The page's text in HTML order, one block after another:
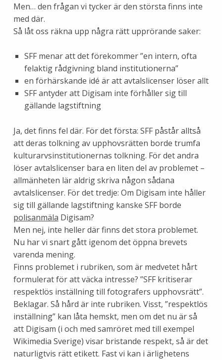
Men… den frågan vi tycker är den största finns inte
med där.
Så låt oss räkna upp några rätt upprörande saker:
SFF menar att det förekommer ”en intern, ofta
felaktig rådgivning bland institutionerna”
en förhärskande idé är att avtalslicenser löser allt
SFF antyder att Digisam inte förhåller sig till
gällande lagstiftning
Ja, det finns fel där. För det första: SFF påstår alltså
att deras tolkning av upphovsrätten borde trumfa
kulturarvsinstitutionernas tolkning. För det andra
löser avtalslicenser bara en liten del av problemet –
allmänheten lär aldrig skriva någon sådana
avtalslicenser. För det tredje: Om Digisam inte håller
sig till gällande lagstiftning kanske SFF borde
polisanmäla Digisam?
Men nej, inte heller där finns det stora problemet.
Nu har vi snart gått igenom det öppna brevets
varenda mening.
Finns problemet i rubriken, som är medvetet hårt
formulerat för att väcka intresse? ”SFF kritiserar
respektlös inställning till fotografers upphovsrätt”.
Beklagar. Så hård är inte rubriken. Visst, ”respektlös
inställning” kan låta hemskt, men om det nu är så
att Digisam (i och med samröret med till exempel
Wikimedia Sverige) visar bristande respekt, så är det
naturligtvis rätt etikett. Fast vi kan i ärlighetens